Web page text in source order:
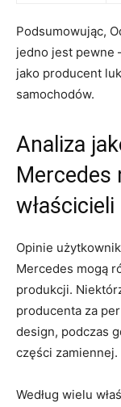
Podsumowując,
jedno jest‌ pewne
jako producent
samochodów.
Analiza
Mercedes
właścicieli
Opinie
Mercedes mogą
produkcji.
producenta za
design, podczas
części zamiennej.
Według⁣ wielu